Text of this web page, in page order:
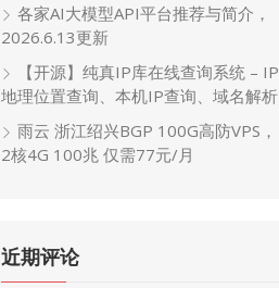
各家AI大模型API平台推荐与简介，
2026.6.13更新
【开源】纯真IP库在线查询系统 – IP
地理位置查询、本机IP查询、域名解析
雨云 浙江绍兴BGP 100G高防VPS，
2核4G 100兆 仅需77元/月
近期评论